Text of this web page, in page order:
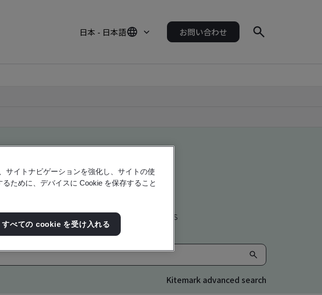
日本 - 日本語 お問い合わせ
Japanese and global companies
Kitemark advanced search
サイトナビゲーションを強化し、サイトの使
ために、デバイスに Cookie を保存すること
すべての cookie を受け入れる